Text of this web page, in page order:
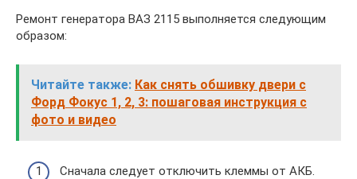
Ремонт генератора ВАЗ 2115 выполняется следующим
образом:
Читайте также: Как снять обшивку двери с
Форд Фокус 1, 2, 3: пошаговая инструкция с
фото и видео
Сначала следует отключить клеммы от АКБ.